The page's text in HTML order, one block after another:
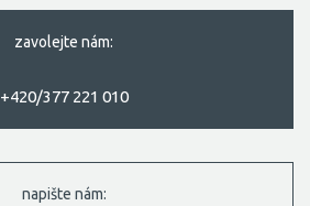
zavolejte nám:
+420/377 221 010
napište nám: